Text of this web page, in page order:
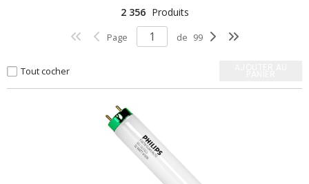
2 356 Produits
Page de 99
Tout cocher